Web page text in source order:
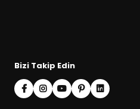
Bizi Takip Edin